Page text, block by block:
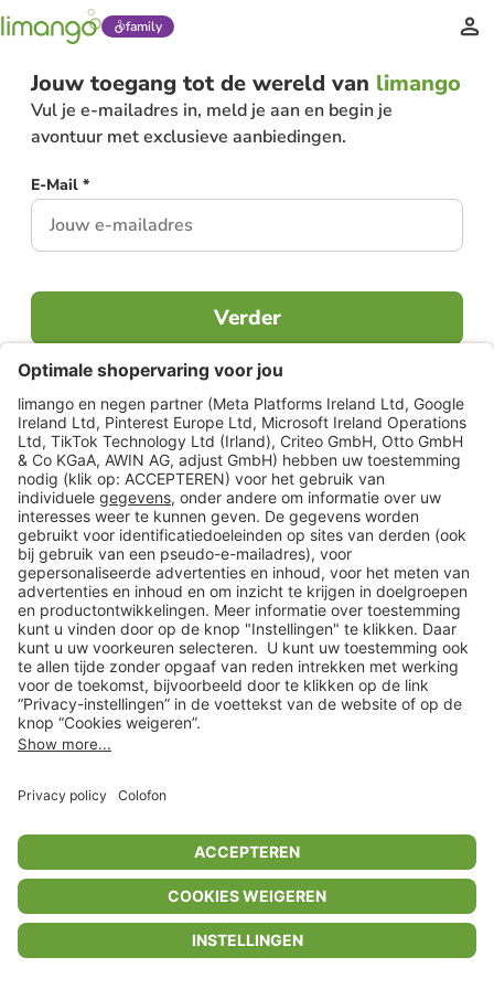
family
Jouw toegang tot de wereld van limango
Vul je e-mailadres in, meld je aan en begin je
avontuur met exclusieve aanbiedingen.
E-Mail *
Verder
Al lid?Inloggen
PrivacyinstellingenAlgemene voorwaardenPrivacybeleidColofon
Help Center